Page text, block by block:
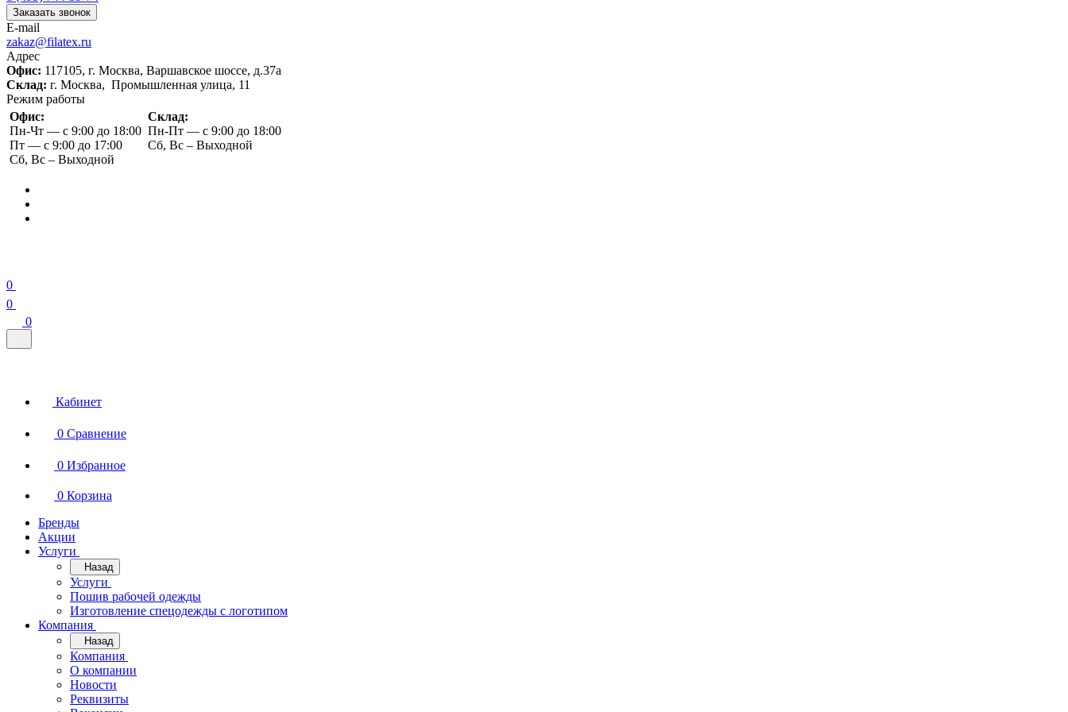
Заказать звонок
E-mail
zakaz@filatex.ru
Адрес
Офис: 117105, г. Москва, Варшавское шоссе, д.37а
Склад: г. Москва, Промышленная улица, 11
Режим работы
Офис:
Пн-Чт — с 9:00 до 18:00
Пт — с 9:00 до 17:00
Сб, Вс – Выходной
Склад:
Пн-Пт — с 9:00 до 18:00
Сб, Вс – Выходной
0
0
0
Кабинет
0 Сравнение
0 Избранное
0 Корзина
Бренды
Акции
Услуги
Назад
Услуги
Пошив рабочей одежды
Изготовление спецодежды с логотипом
Компания
Назад
Компания
О компании
Новости
Реквизиты